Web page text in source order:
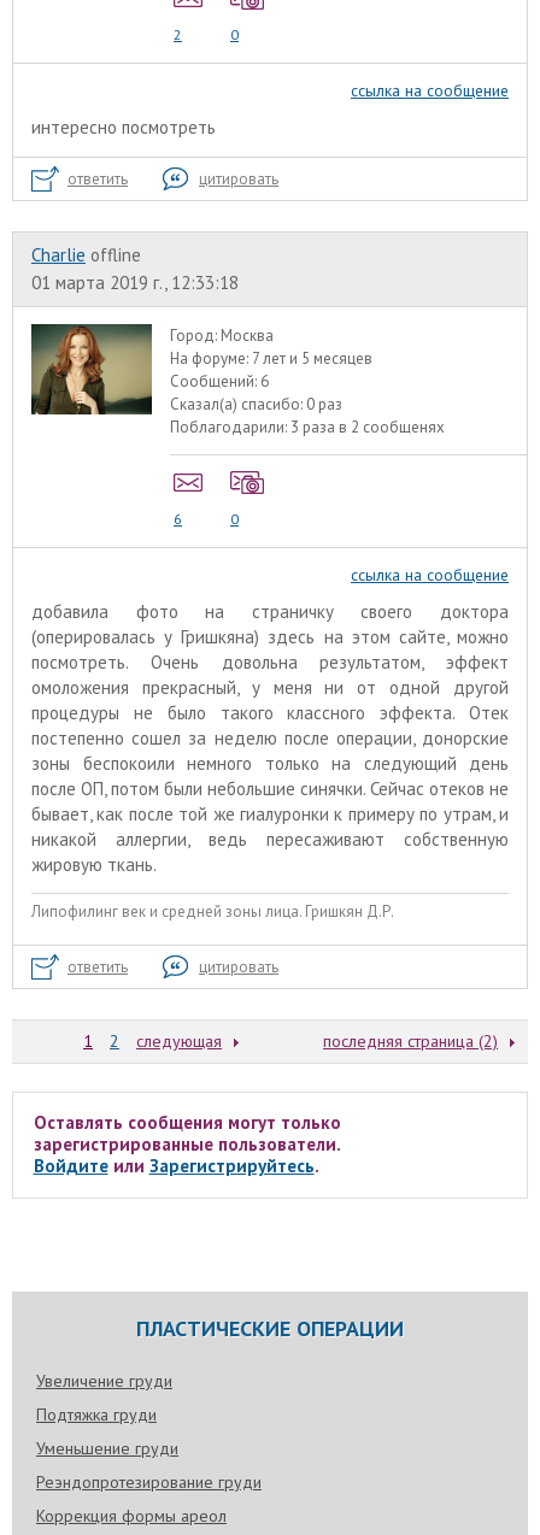
2 0
ссылка на сообщение
интересно посмотреть
ответить цитировать
Charlie offline
01 марта 2019 г., 12:33:18
Город: Москва
На форуме: 7 лет и 5 месяцев
Сообщений: 6
Сказал(а) спасибо: 0 раз
Поблагодарили: 3 раза в 2 сообщенях
6 0
ссылка на сообщение
добавила фото на страничку своего доктора
(оперировалась у Гришкяна) здесь на этом сайте, можно
посмотреть. Очень довольна результатом, эффект
омоложения прекрасный, у меня ни от одной другой
процедуры не было такого классного эффекта. Отек
постепенно сошел за неделю после операции, донорские
зоны беспокоили немного только на следующий день
после ОП, потом были небольшие синячки. Сейчас отеков не
бывает, как после той же гиалуронки к примеру по утрам, и
никакой аллергии, ведь пересаживают собственную
жировую ткань.
Липофилинг век и средней зоны лица. Гришкян Д.Р.
ответить цитировать
1 2 следующая последняя страница (2)
Оставлять сообщения могут только
зарегистрированные пользователи.
Войдитеили Зарегистрируйтесь.
ПЛАСТИЧЕСКИЕ ОПЕРАЦИИ
Увеличение груди
Подтяжка груди
Уменьшение груди
Реэндопротезирование груди
Коррекция формы ареол